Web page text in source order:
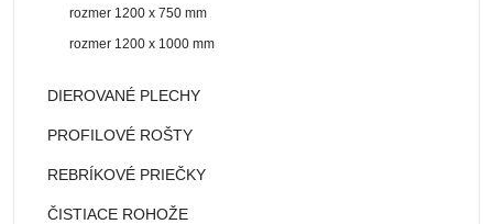
rozmer 1200 x 750 mm
rozmer 1200 x 1000 mm
DIEROVANÉ PLECHY
PROFILOVÉ ROŠTY
REBRÍKOVÉ PRIEČKY
ČISTIACE ROHOŽE